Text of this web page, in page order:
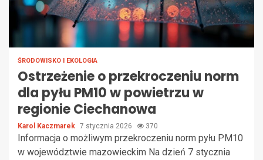
ŚRODOWISKO I EKOLOGIA
Ostrzeżenie o przekroczeniu norm
dla pyłu PM10 w powietrzu w
regionie Ciechanowa
Karol Kaczmarek 7 stycznia 2026 370
Informacja o możliwym przekroczeniu norm pyłu PM10
w województwie mazowieckim Na dzień 7 stycznia